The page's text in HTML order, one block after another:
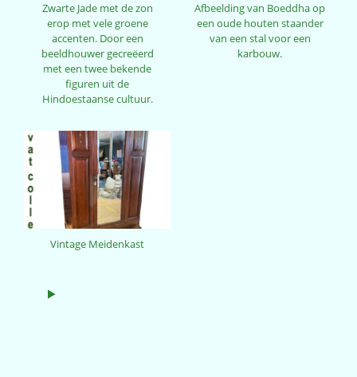
Zwarte Jade met de zon
erop met vele groene
accenten. Door een
beeldhouwer gecreëerd
met een twee bekende
figuren uit de
Hindoestaanse cultuur.
Afbeelding van Boeddha op
een oude houten staander
van een stal voor een
karbouw.
Vintage Meidenkast